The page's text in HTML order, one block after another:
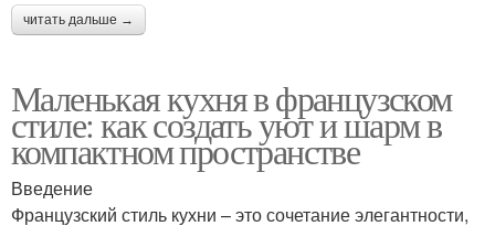
читать дальше →
Маленькая кухня в французском
стиле: как создать уют и шарм в
компактном пространстве
Введение
Французский стиль кухни – это сочетание элегантности,